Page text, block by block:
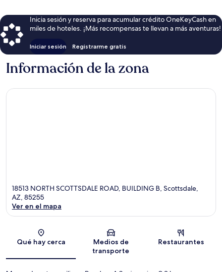
Inicia sesión y reserva para acumular crédito OneKeyCash en
miles de hoteles. ¡Más recompensas te llevan a más aventuras!
Iniciar sesión Registrarme gratis
Información de la zona
18513 NORTH SCOTTSDALE ROAD, BUILDING B, Scottsdale,
AZ, 85255
Ver en el mapa
Qué hay cerca
Medios de
transporte
Restaurantes